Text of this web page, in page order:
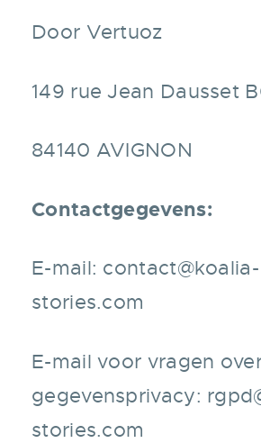
Door Vertuoz
149 rue Jean Dausset
84140 AVIGNON
Contactgegevens:
E-mail: contact@koalia-
stories.com
E-mail voor vragen
gegevensprivacy:
stories.com